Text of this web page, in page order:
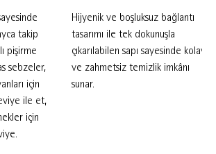
ısı dağılımı sağlayarak
sonuçları sunar. İndüksiyon
tipleriyle uyumludur.
takip
pişirme
sebzeler,
için
ile et,
için
Hijyenik ve boşluksuz bağlantı
tasarımı ile tek dokunuşla
çıkarılabilen sapı sayesinde kolay
ve zahmetsiz temizlik imkânı
sunar.